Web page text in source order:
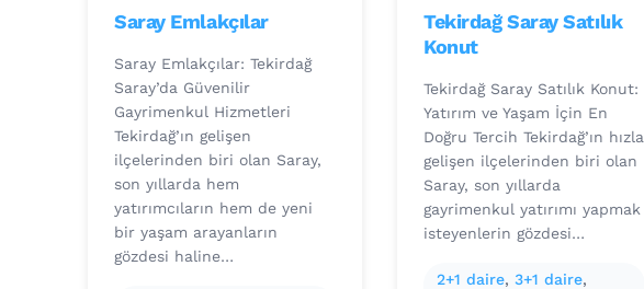
Saray Emlakçılar
Saray Emlakçılar: Tekirdağ
Saray’da Güvenilir
Gayrimenkul Hizmetleri
Tekirdağ’ın gelişen
ilçelerinden biri olan Saray,
son yıllarda hem
yatırımcıların hem de yeni
bir yaşam arayanların
gözdesi haline…
Tekirdağ Saray Satılık
Konut
Tekirdağ Saray Satılık Konut:
Yatırım ve Yaşam İçin En
Doğru Tercih Tekirdağ’ın hızla
gelişen ilçelerinden biri olan
Saray, son yıllarda
gayrimenkul yatırımı yapmak
isteyenlerin gözdesi…
2+1 daire, 3+1 daire